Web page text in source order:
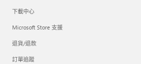
下載中心
Microsoft Store 支援
退貨/退款
訂單追蹤